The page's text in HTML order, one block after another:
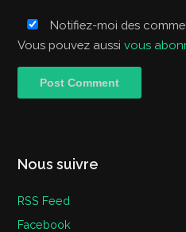
Notifiez-moi des
Vous pouvez aussivous
Nous suivre
RSS Feed
Facebook